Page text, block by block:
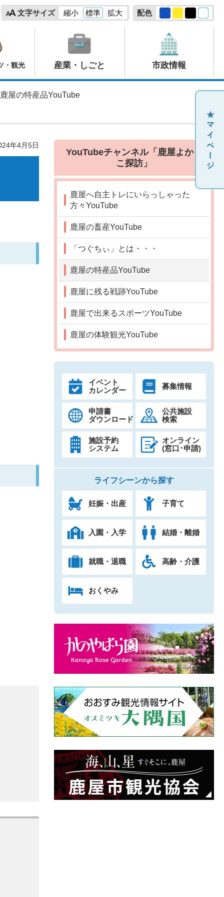
文字サイズ 縮小 標準 拡大 配色
・観光 産業・しごと 市政情報
屋の特産品YouTube
年4月5日
YouTubeチャンネル「鹿屋よかと
こ探訪」
鹿屋へ自主トレにいらっしゃった
方々YouTube
鹿屋の畜産YouTube
「つぐちぃ」とは・・・
鹿屋の特産品YouTube
鹿屋に残る戦跡YouTube
鹿屋で出来るスポーツYouTube
鹿屋の体験観光YouTube
イベント
カレンダー
募集情報
申請書
ダウンロード
公共施設
検索
施設予約
システム
オンライン
(窓口･申請)
ライフシーンから探す
妊娠・出産 子育て
入園・入学 結婚・離婚
就職・退職 高齢・介護
おくやみ